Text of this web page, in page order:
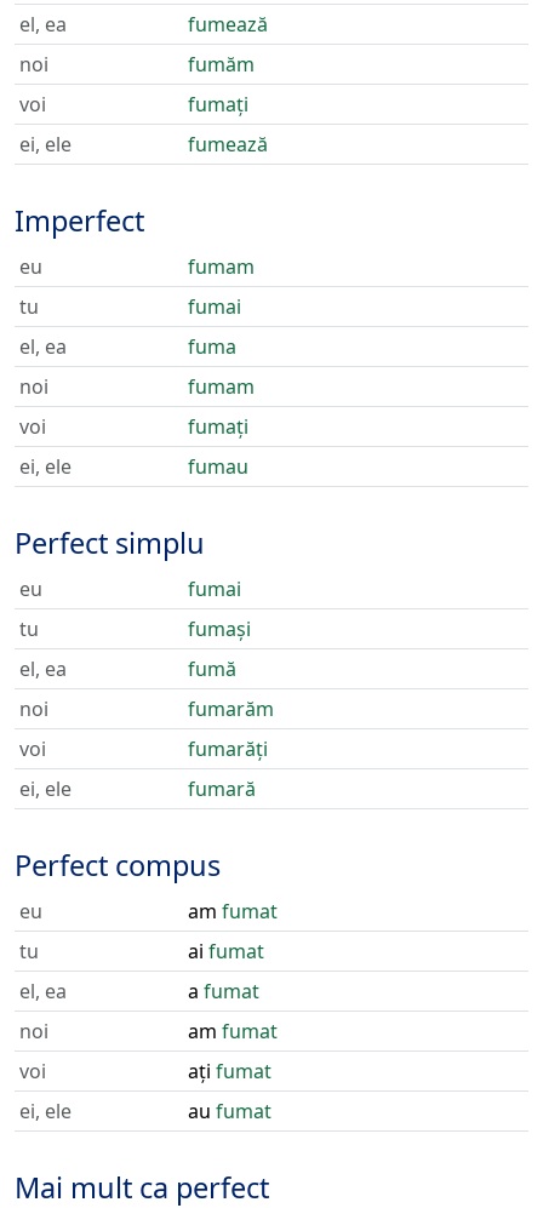
el, ea
fumează
noi
fumăm
voi
fumați
ei, ele
fumează
Imperfect
eu
fumam
tu
fumai
el, ea
fuma
noi
fumam
voi
fumați
ei, ele
fumau
Perfect simplu
eu
fumai
tu
fumași
el, ea
fumă
noi
fumarăm
voi
fumarăți
ei, ele
fumară
Perfect compus
eu am fumat
tu
ai fumat
el, ea
a fumat
noi
am fumat
voi
ați fumat
ei, ele
au fumat
Mai mult ca perfect